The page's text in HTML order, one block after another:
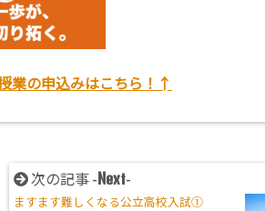
業の申込みはこちら！↑
次の記事 - Next-
ますます難しくなる公立高校入試①